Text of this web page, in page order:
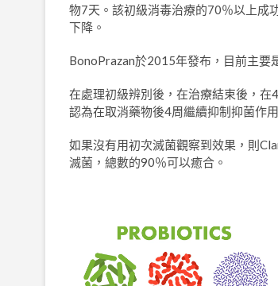
物7天。該初級消毒治療的70％以上成
下降。
BonoPrazan於2015年發布，目前主要
在處理初級辨別後，在治療結束後，
認為在取消藥物後4周繼續抑制抑菌作
如果沒有用初次滅菌觀察到效果，則
滅菌，總數的90％可以癒合。